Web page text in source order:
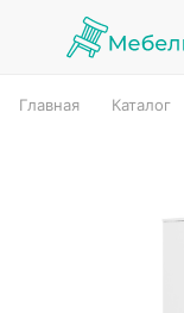
Главная Каталог